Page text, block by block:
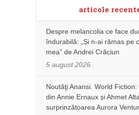
articole
Despre melancolia ce face
îndurabilă: „Și n-ai rămas pe
mea” de Andrei Crăciun
5 august 2026
Noutăţi Anansi. World
din Annie Ernaux și Ahmet
surprinzătoarea Aurora